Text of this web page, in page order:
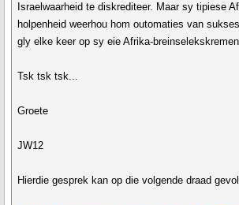
Israelwaarheid te diskrediteer. Maar sy tipiese
holpenheid weerhou hom outomaties van
gly elke keer op sy eie Afrika-
Tsk tsk tsk...
Groete
JW12
Hierdie gesprek kan op die volgende draad